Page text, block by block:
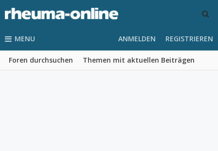
MENU
Foren durchsuchen Themen mit aktuellen Beiträgen
ANMELDEN REGISTRIEREN